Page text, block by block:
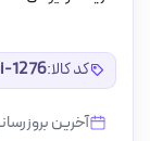
کد کالا:1276
آخرین